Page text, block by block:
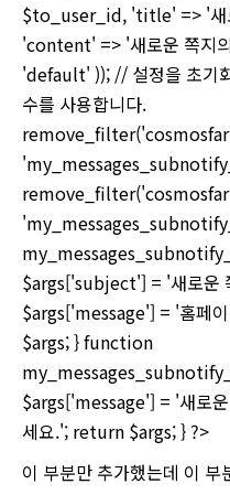
$to_user_id, 'title' => '새
'content' => '새로운 쪽지
'default' )); // 설정을 초기
수를 사용합니다.
$args['subject'] = '새로운
$args['message'] = '홈페
$args; } function
$args['message'] = '새로
세요.'; return $args; } ?>
이 부분만 추가했는데 이 부